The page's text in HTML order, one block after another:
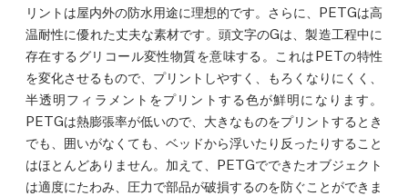
リントは屋内外の防水用途に理想的です。さらに、PETGは高
温耐性に優れた丈夫な素材です。頭文字のGは、製造工程中に
存在するグリコール変性物質を意味する。これはPETの特性
を変化させるもので、プリントしやすく、もろくなりにくく、
半透明フィラメントをプリントする色が鮮明になります。
PETGは熱膨張率が低いので、大きなものをプリントするとき
でも、囲いがなくても、ベッドから浮いたり反ったりすること
はほとんどありません。加えて、PETGでできたオブジェクト
は適度にたわみ、圧力で部品が破損するのを防ぐことができま